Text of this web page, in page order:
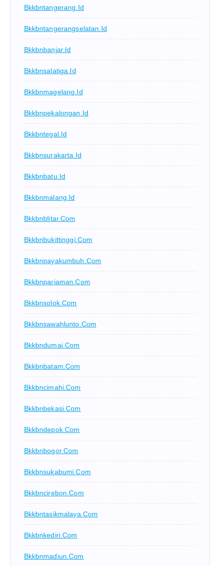
Bkkbntangerang.id
Bkkbntangerangselatan.id
Bkkbnbanjar.id
Bkkbnsalatiga.id
Bkkbnmagelang.id
Bkkbnpekalongan.id
Bkkbntegal.id
Bkkbnsurakarta.id
Bkkbnbatu.id
Bkkbnmalang.id
Bkkbnblitar.com
Bkkbnbukittinggi.com
Bkkbnpayakumbuh.com
Bkkbnpariaman.com
Bkkbnsolok.com
Bkkbnsawahlunto.com
Bkkbndumai.com
Bkkbnbatam.com
Bkkbncimahi.com
Bkkbnbekasi.com
Bkkbndepok.com
Bkkbnbogor.com
Bkkbnsukabumi.com
Bkkbncirebon.com
Bkkbntasikmalaya.com
Bkkbnkediri.com
Bkkbnmadiun.com